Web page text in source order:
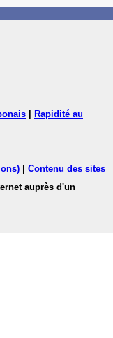
Rapidité au
Contenu des sites
auprès d'un